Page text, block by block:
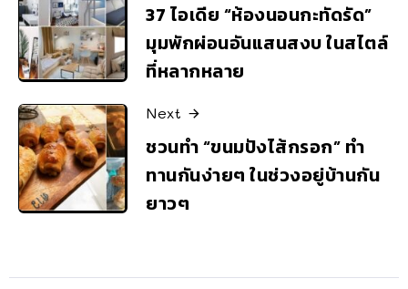
37 ไอเดีย “ห้องนอนกะทัดรัด”
มุมพักผ่อนอันแสนสงบ ในสไตล์
ที่หลากหลาย
Next
ชวนทำ “ขนมปังไส้กรอก” ทำ
ทานกันง่ายๆ ในช่วงอยู่บ้านกัน
ยาวๆ